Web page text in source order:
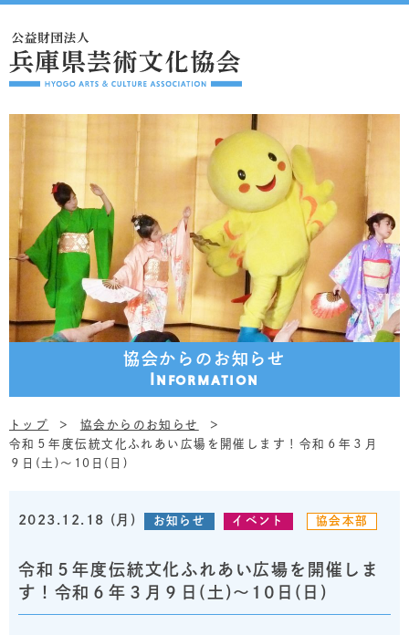
協会からのお知らせ
Information
トップ
協会からのお知らせ
令和５年度伝統文化ふれあい広場を開催します！令和６年３月
９日(土)～10日(日)
2023.12.18 (月) お知らせ イベント 協会本部
令和５年度伝統文化ふれあい広場を開催しま
す！令和６年３月９日(土)～10日(日)